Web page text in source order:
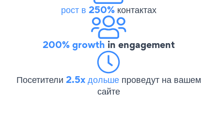
рост в 250%контактах
200% growth in engagement
Посетители 2.5x дольше проведут на вашем
сайте